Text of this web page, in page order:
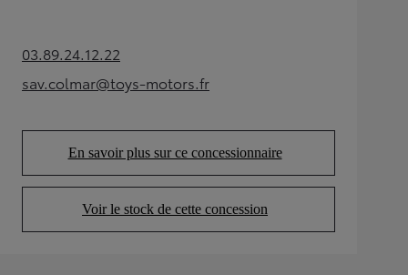
03.89.24.12.22(Opens in new tab)
sav.colmar@toys-motors.fr
(Opens in new tab)
En savoir plus sur ce concessionnaire
(Opens in new tab)
Voir le stock de cette concession
(Opens in new tab)